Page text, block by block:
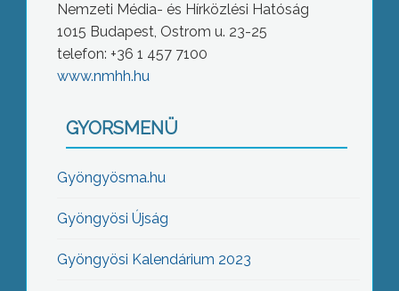
Nemzeti Média- és Hírközlési Hatóság
1015 Budapest, Ostrom u. 23-25
telefon: +36 1 457 7100
www.nmhh.hu
GYORSMENÜ
Gyöngyösma.hu
Gyöngyösi Újság
Gyöngyösi Kalendárium 2023